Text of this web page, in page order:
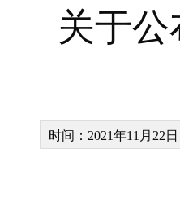
关于
时间：2021年11月22日